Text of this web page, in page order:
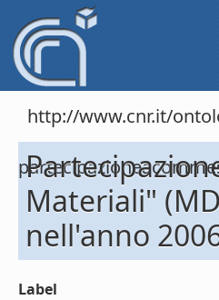
http://www.cnr.it/
Materiali"
nell'anno
Label